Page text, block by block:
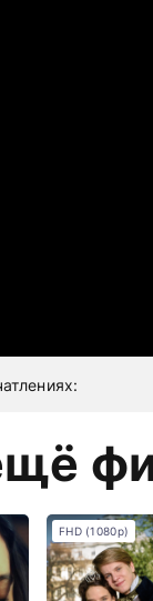
FHD (1080p)